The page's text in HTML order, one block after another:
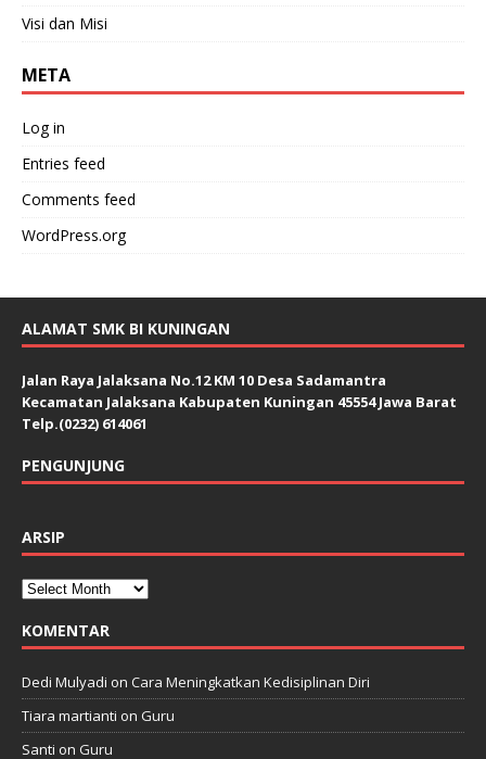
Visi dan Misi
META
Log in
Entries feed
Comments feed
WordPress.org
ALAMAT SMK BI KUNINGAN
Jalan Raya Jalaksana No.12 KM 10 Desa Sadamantra
Kecamatan Jalaksana Kabupaten Kuningan 45554 Jawa Barat
Telp.(0232) 614061
PENGUNJUNG
ARSIP
KOMENTAR
Dedi Mulyadi on Cara Meningkatkan Kedisiplinan Diri
Tiara martianti on Guru
Santi on Guru